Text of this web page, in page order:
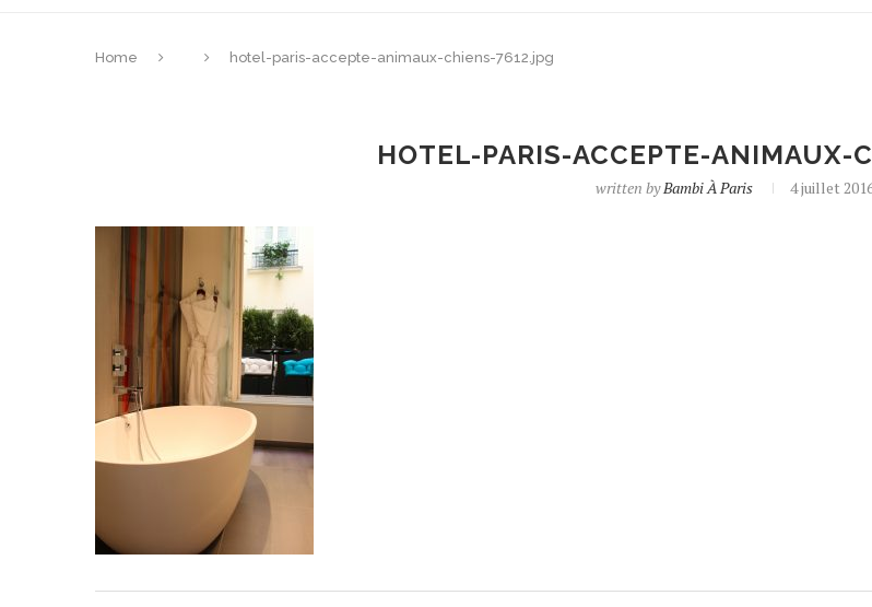
Home hotel-paris-accepte-animaux-chiens-7612.jpg
HOTEL-PARIS-ACCEPTE-ANIMAUX-
written byBambi À Paris 4 juillet